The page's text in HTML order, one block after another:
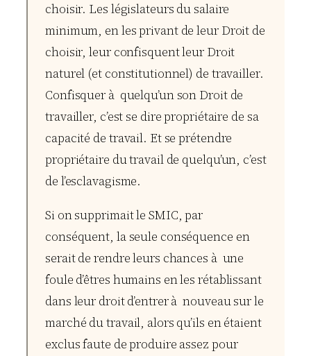
choisir. Les législateurs du salaire
minimum, en les privant de leur Droit de
choisir, leur confisquent leur Droit
naturel (et constitutionnel) de travailler.
Confisquer à quelqu’un son Droit de
travailler, c’est se dire propriétaire de sa
capacité de travail. Et se prétendre
propriétaire du travail de quelqu’un, c’est
de l’esclavagisme.
Si on supprimait le SMIC, par
conséquent, la seule conséquence en
serait de rendre leurs chances à une
foule d’êtres humains en les rétablissant
dans leur droit d’entrer à nouveau sur le
marché du travail, alors qu’ils en étaient
exclus faute de produire assez pour